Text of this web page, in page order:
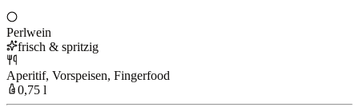
Perlwein
frisch & spritzig
Aperitif, Vorspeisen, Fingerfood
0,75 l